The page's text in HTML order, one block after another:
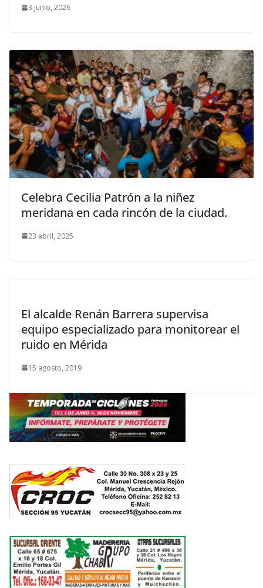
3 junio, 2026
Celebra Cecilia Patrón a la niñez
meridana en cada rincón de la ciudad.
23 abril, 2025
El alcalde Renán Barrera supervisa
equipo especializado para monitorear el
ruido en Mérida
15 agosto, 2019